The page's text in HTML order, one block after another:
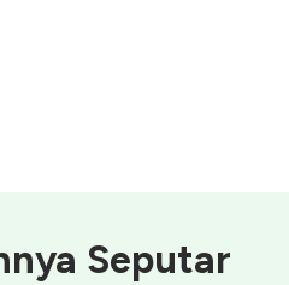
Seputar